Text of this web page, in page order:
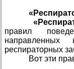
правил
направленных
респираторных
Вот эти